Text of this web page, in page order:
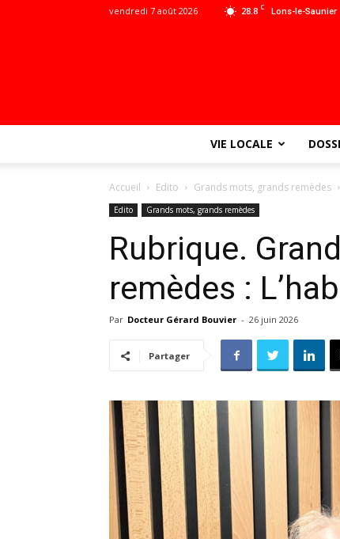
28.8 C Lons-le-Saunier
vendredi 7 août 2026
VIE LOCALE
Accueil Edito Grands mots, grands remèdes
Edito Grands mots, grands remèdes
Rubrique.
remèdes :
Par Docteur Gérard Bouvier - 26 juin 2026
Partager